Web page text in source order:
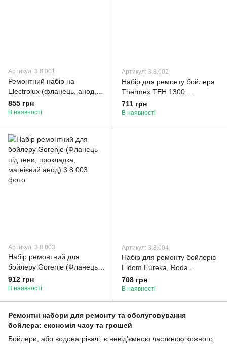
Артикул: 3.8.001
Ремонтний набір на
Electrolux (фланець, анод,
прокладка) для бойлера
855 грн
В наявності
Артикул: 3.8.002
Набір для ремонту бойлера
Thermex ТЕН 1300
W+прокладка +магнієвий
анод М4
711 грн
В наявності
Артикул: 3.8.003
Набір ремонтний для
бойлеру Gorenje (Фланець
під тени, прокладка,
магнієвий анод)
912 грн
В наявності
Артикул: 3.8.004
Набір для ремонту бойлерів
Eldom Eureka, Roda
Palladium (фланець,
прокладка, якісний анод М6)
708 грн
В наявності
Ремонтні набори для ремонту та обслуговування
бойлера: економія часу та грошей
Бойлери, або водонагрівачі, є невід'ємною частиною кожного